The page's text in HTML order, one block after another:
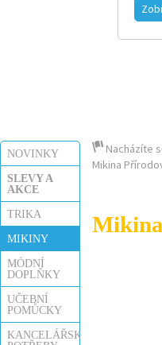
NOVINKY
SLEVY A
AKCE
TRIKA
MIKINY
MÓDNÍ
DOPLŇKY
UČEBNÍ
POMŮCKY
KANCELÁŘSKÉ
Nacházíte
Mikina